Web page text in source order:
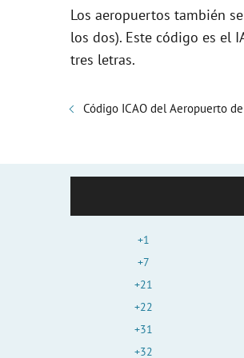
Los aeropuertos también
los dos). Este código es el
tres letras.
Código ICAO del Aeropuerto
+1
+7
+21
+22
+31
+32